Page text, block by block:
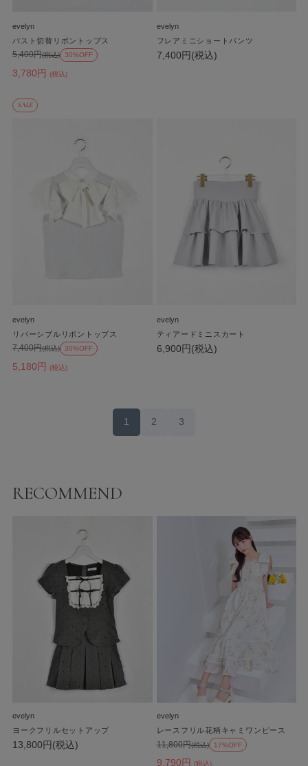
evelyn
バスト切替リボントップス
3,780円 (税込)
5,400円(税込) 30%OFF
evelyn
フレアミニショートパンツ
7,400円(税込)
SALE
evelyn
リバーシブルリボントップス
5,180円 (税込)
7,400円(税込) 30%OFF
evelyn
ティアードミニスカート
6,900円(税込)
1 2 3
RECOMMEND
evelyn
ヨークフリルセットアップ
13,800円(税込)
evelyn
レースフリル花柄キャミワンピース
9,790円 (税込)
11,800円(税込) 17%OFF